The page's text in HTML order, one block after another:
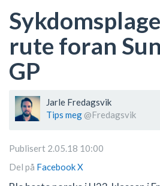
rute foran
GP
Jarle Fredagsvik
Tips meg @Fredagsvik
Publisert 2.05.18 10:00
Del på FacebookX